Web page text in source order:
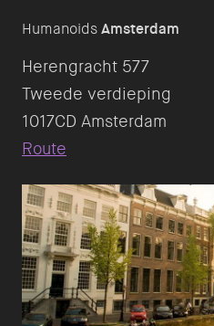
HumanoidsAmsterdam
Herengracht 577
Tweede verdieping
Route